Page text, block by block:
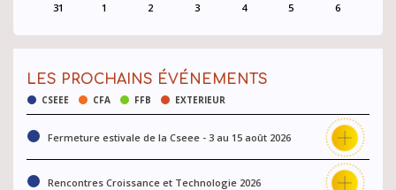
31 1 2 3 4 5 6
LES PROCHAINS ÉVÉNEMENTS
CSEEE CFA FFB EXTERIEUR
Fermeture estivale de la Cseee - 3 au 15 août 2026
Rencontres Croissance et Technologie 2026